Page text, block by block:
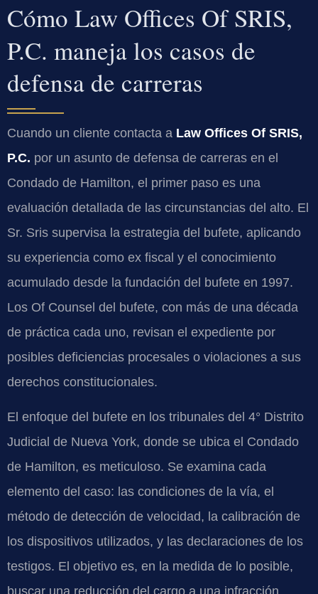
Cómo Law Offices Of SRIS,
P.C. maneja los casos de
defensa de carreras
Cuando un cliente contacta a Law Offices Of SRIS,
P.C. por un asunto de defensa de carreras en el
Condado de Hamilton, el primer paso es una
evaluación detallada de las circunstancias del alto. El
Sr. Sris supervisa la estrategia del bufete, aplicando
su experiencia como ex fiscal y el conocimiento
acumulado desde la fundación del bufete en 1997.
Los Of Counsel del bufete, con más de una década
de práctica cada uno, revisan el expediente por
posibles deficiencias procesales o violaciones a sus
derechos constitucionales.
El enfoque del bufete en los tribunales del 4° Distrito
Judicial de Nueva York, donde se ubica el Condado
de Hamilton, es meticuloso. Se examina cada
elemento del caso: las condiciones de la vía, el
método de detección de velocidad, la calibración de
los dispositivos utilizados, y las declaraciones de los
testigos. El objetivo es, en la medida de lo posible,